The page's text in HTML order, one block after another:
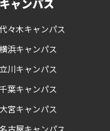
代々木キャンパス
横浜キャンパス
立川キャンパス
千葉キャンパス
大宮キャンパス
名古屋キャンパス